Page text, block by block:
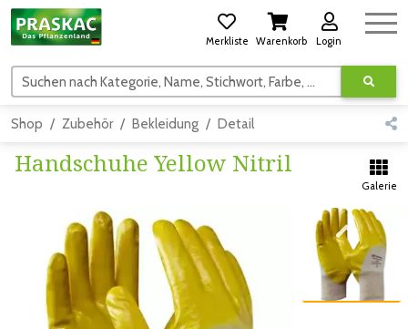
Merkliste Warenkorb Login
Suchen nach Kategorie, Name, Stichwort, Farbe, usw.
Shop Zubehör Bekleidung Detail
Handschuhe Yellow Nitril
Galerie
Zum vorigen Bild